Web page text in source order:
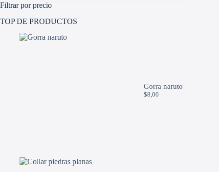
Filtrar por precio
TOP DE PRODUCTOS
Gorra naruto
$8,00